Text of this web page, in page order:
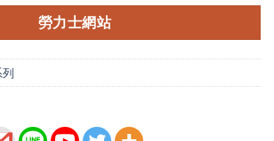
勞力士網站
列